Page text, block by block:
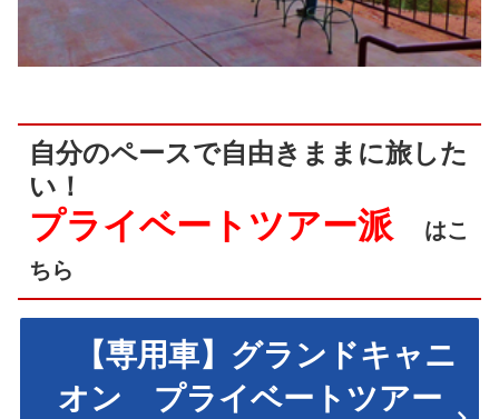
自分のペースで自由きままに旅した
い！
プライベートツアー派
はこ
ちら
【専用車】グランドキャニ
オン プライベートツアー